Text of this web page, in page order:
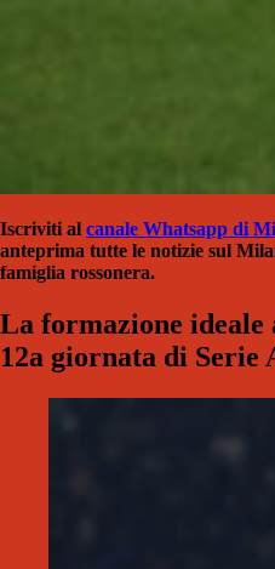
Iscriviti al canale Whatsapp di
anteprima tutte le notizie sul
famiglia rossonera.
La formazione
12a giornata di Serie